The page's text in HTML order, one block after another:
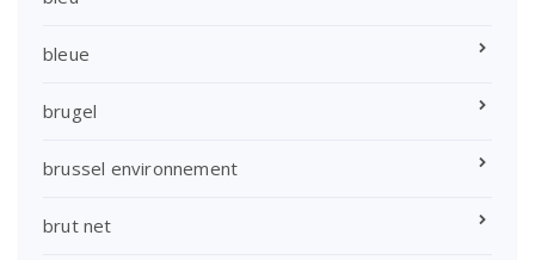
bleue
brugel
brussel environnement
brut net